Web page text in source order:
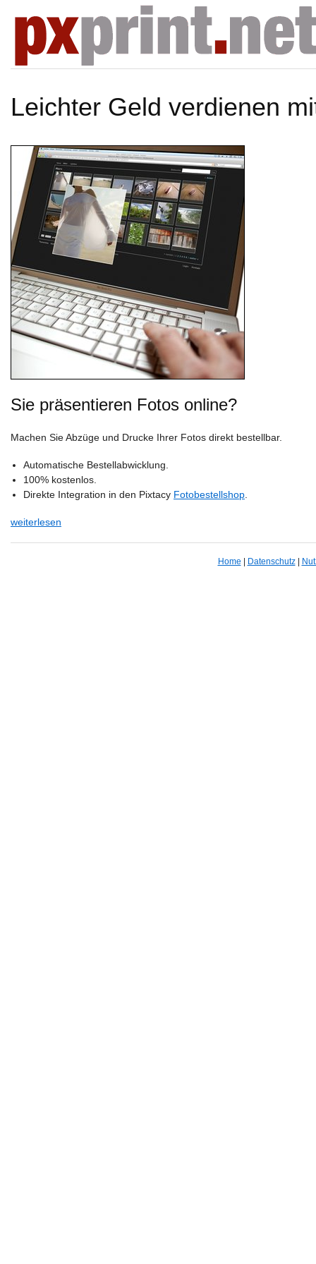
Leichter Geld verdienen
Sie präsentieren Fotos online?
Machen Sie Abzüge und Drucke Ihrer Fotos direkt bestellbar.
Automatische Bestellabwicklung.
100% kostenlos.
Direkte Integration in den Pixtacy Fotobestellshop
weiterlesen
Home Datenschutz|